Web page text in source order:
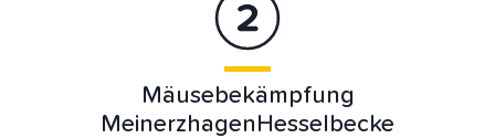
Mäusebekämpfung
MeinerzhagenHesselbecke